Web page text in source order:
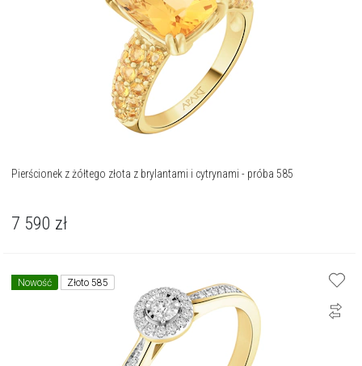
Pierścionek z żółtego złota z brylantami i cytrynami - próba 585
7 590 zł
Nowość Złoto 585